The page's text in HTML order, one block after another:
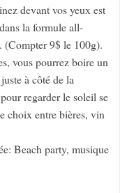
devant vos yeux est
la formule all-
(Compter 9$ le 100g).
vous pourrez boire un
à côté de la
regarder le soleil se
choix entre bières, vin
Beach party, musique